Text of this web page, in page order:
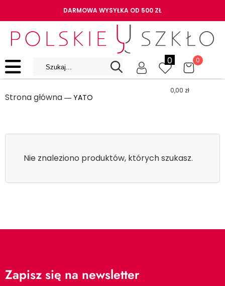
DARMOWA WYSYŁKA OD 500 ZŁ
0 0
0,00 zł
Strona główna ― YATO
Nie znaleziono produktów, których szukasz.
Zapisz się na newsletter